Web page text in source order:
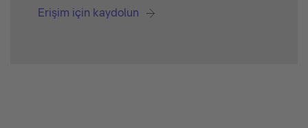
Erişim için kaydolun